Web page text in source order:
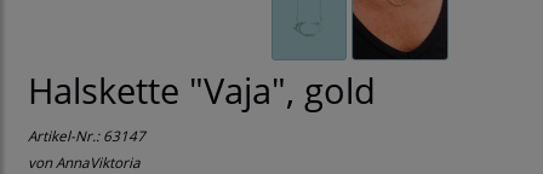
Halskette "Vaja", gold
Artikel-Nr.:63147
von AnnaViktoria